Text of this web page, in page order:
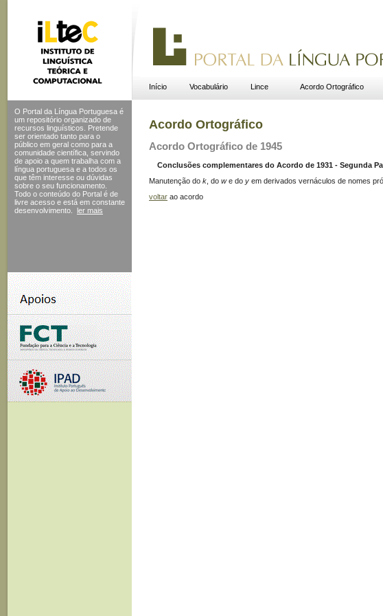
Início Vocabulário Lince Acordo Ortográfico
O Portal da Língua Portuguesa é
um repositório organizado de
recursos linguísticos. Pretende
ser orientado tanto para o
público em geral como para a
comunidade científica, servindo
de apoio a quem trabalha com a
língua portuguesa e a todos os
que têm interesse ou dúvidas
sobre o seu funcionamento.
Todo o conteúdo do Portal é de
livre acesso e está em constante
desenvolvimento.
ler mais
Acordo Ortográfico
Acordo Ortográfico de 1945
Conclusões complementares do Acordo de 1931 - Segunda
Manutenção do k , do we do y em derivados vernáculos de nomes
voltar ao acordo